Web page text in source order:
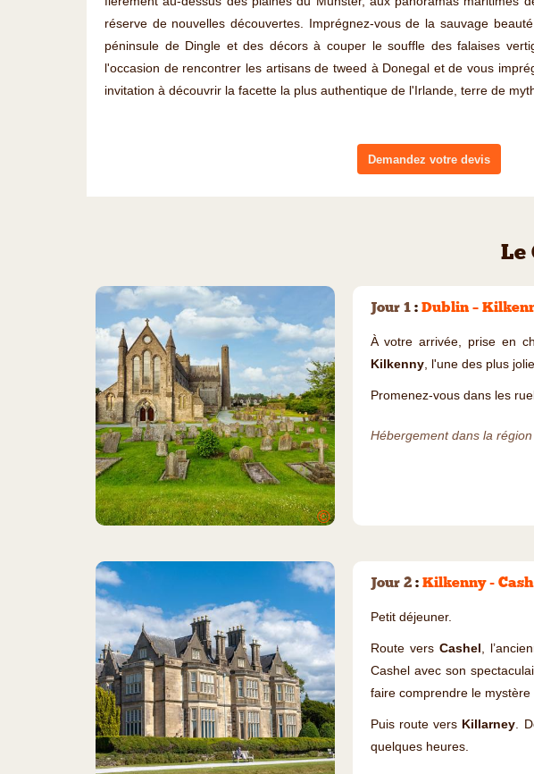
réserve de nouvelles découvertes. Imprégnez-vous de la sauvage
péninsule de Dingle et des décors à couper le souffle des falaises
l'occasion de rencontrer les artisans de tweed à Donegal et de vous
invitation à découvrir la facette la plus authentique de l'Irlande, terre de
Demandez votre devis
Le
©
Jour 1: Dublin –
À votre arrivée, prise en
Kilkenny, l'une des plus
Promenez-vous dans les
Hébergement dans la
Jour 2: Kilkenny -
Petit déjeuner.
Route vers Cashel ,
Cashel avec son
faire comprendre le
Puis route vers Killarney.
quelques heures.